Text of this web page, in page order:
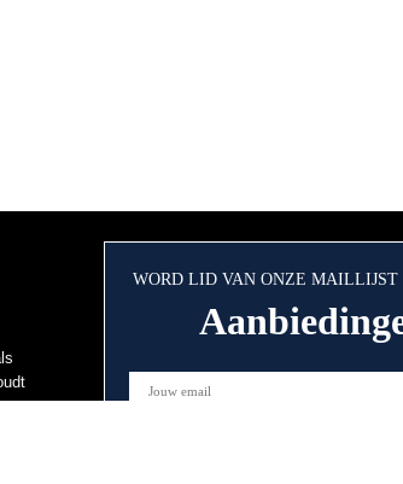
WORD LID VAN ONZE MAILLIJST